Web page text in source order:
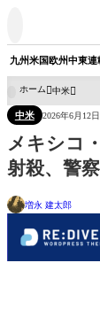
九州米国欧州中東連
ホーム 中米
中米 2026年6月12日
メキシコ
射殺、警
増永 建太郎